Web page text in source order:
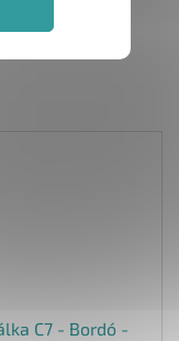
C7 - Bordó -